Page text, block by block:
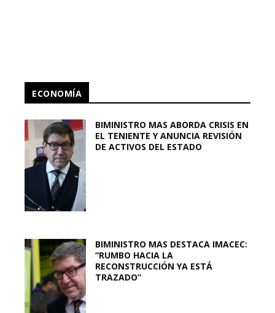
ECONOMÍA
BIMINISTRO MAS ABORDA CRISIS EN
EL TENIENTE Y ANUNCIA REVISIÓN
DE ACTIVOS DEL ESTADO
BIMINISTRO MAS DESTACA IMACEC:
“RUMBO HACIA LA
RECONSTRUCCIÓN YA ESTÁ
TRAZADO”